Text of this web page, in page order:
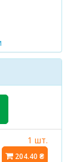
1 шт.
204.40 ₴